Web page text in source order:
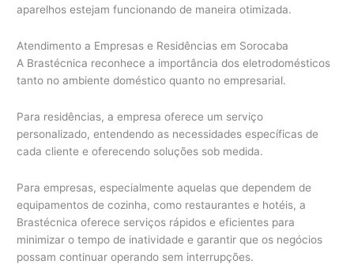
aparelhos estejam funcionando de maneira otimizada.
Atendimento a Empresas e Residências em Sorocaba
A Brastécnica reconhece a importância dos eletrodomésticos
tanto no ambiente doméstico quanto no empresarial.
Para residências, a empresa oferece um serviço
personalizado, entendendo as necessidades específicas de
cada cliente e oferecendo soluções sob medida.
Para empresas, especialmente aquelas que dependem de
equipamentos de cozinha, como restaurantes e hotéis, a
Brastécnica oferece serviços rápidos e eficientes para
minimizar o tempo de inatividade e garantir que os negócios
possam continuar operando sem interrupções.